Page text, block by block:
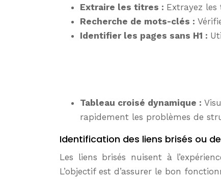
Extraire les titres : Extrayez les
Recherche de mots-clés :
Identifier les pages sans H1 :
Tableau croisé dynamique :
rapidement les problèmes de
Identification des liens brisés ou
Les liens brisés nuisent à
L’objectif est d’assurer le bon